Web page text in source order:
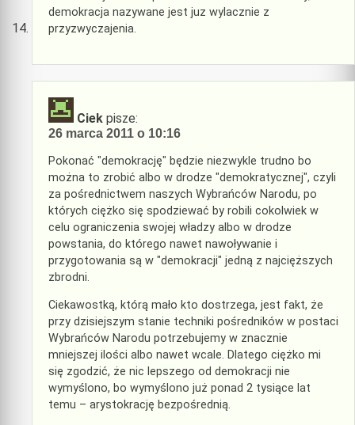
demokracja nazywane jest juz wylacznie z
przyzwyczajenia.
Ciek pisze:
26 marca 2011 o 10:16
Pokonać "demokrację" będzie niezwykle trudno bo
można to zrobić albo w drodze "demokratycznej", czyli
za pośrednictwem naszych Wybrańców Narodu, po
których ciężko się spodziewać by robili cokolwiek w
celu ograniczenia swojej władzy albo w drodze
powstania, do którego nawet nawoływanie i
przygotowania są w "demokracji" jedną z najcięższych
zbrodni.
Ciekawostką, którą mało kto dostrzega, jest fakt, że
przy dzisiejszym stanie techniki pośredników w postaci
Wybrańców Narodu potrzebujemy w znacznie
mniejszej ilości albo nawet wcale. Dlatego ciężko mi
się zgodzić, że nic lepszego od demokracji nie
wymyślono, bo wymyślono już ponad 2 tysiące lat
temu – arystokrację bezpośrednią.